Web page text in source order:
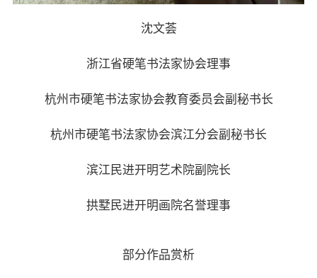
沈文荟
浙江省硬笔书法家协会理事
杭州市硬笔书法家协会教育委员会副秘书长
杭州市硬笔书法家协会滨江分会副秘书长
滨江民进开明艺术院副院长
拱墅民进开明画院名誉理事
部分作品赏析